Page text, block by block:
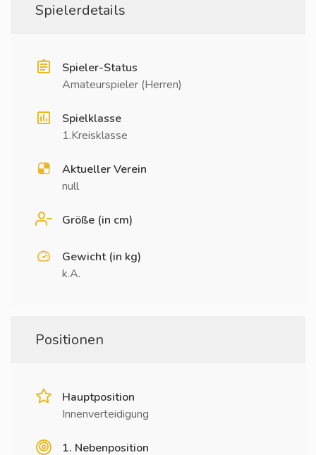
Spielerdetails
Spieler-Status
Amateurspieler (Herren)
Spielklasse
1.Kreisklasse
Aktueller Verein
null
Größe (in cm)
Gewicht (in kg)
k.A.
Positionen
Hauptposition
Innenverteidigung
1. Nebenposition